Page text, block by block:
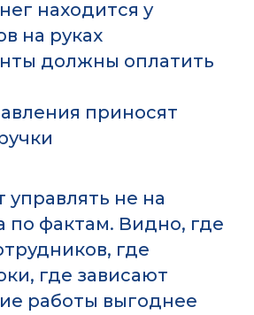
находится у
на руках
должны оплатить
приносят
управлять не на
по фактам. Видно, где
где
где зависают
работы выгоднее